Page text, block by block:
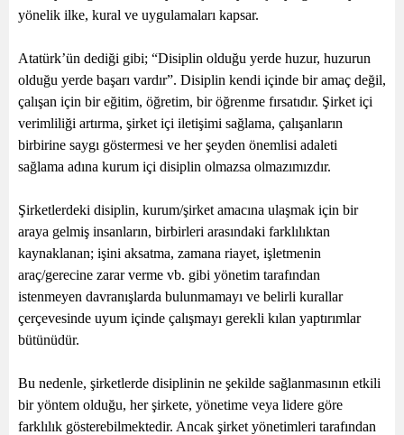
yönelik ilke, kural ve uygulamaları kapsar.
Atatürk’ün dediği gibi; “Disiplin olduğu yerde huzur, huzurun
olduğu yerde başarı vardır”. Disiplin kendi içinde bir amaç değil,
çalışan için bir eğitim, öğretim, bir öğrenme fırsatıdır. Şirket içi
verimliliği artırma, şirket içi iletişimi sağlama, çalışanların
birbirine saygı göstermesi ve her şeyden önemlisi adaleti
sağlama adına kurum içi disiplin olmazsa olmazımızdır.
Şirketlerdeki disiplin, kurum/şirket amacına ulaşmak için bir
araya gelmiş insanların, birbirleri arasındaki farklılıktan
kaynaklanan; işini aksatma, zamana riayet, işletmenin
araç/gerecine zarar verme vb. gibi yönetim tarafından
istenmeyen davranışlarda bulunmamayı ve belirli kurallar
çerçevesinde uyum içinde çalışmayı gerekli kılan yaptırımlar
bütünüdür.
Bu nedenle, şirketlerde disiplinin ne şekilde sağlanmasının etkili
bir yöntem olduğu, her şirkete, yönetime veya lidere göre
farklılık gösterebilmektedir. Ancak şirket yönetimleri tarafından